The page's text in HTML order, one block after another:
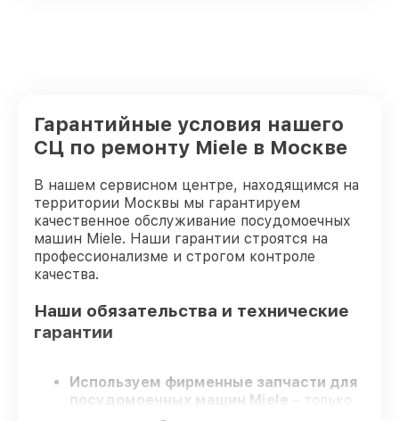
Гарантийные условия нашего
СЦ по ремонту Miele в Москве
В нашем сервисном центре, находящимся на
территории Москвы мы гарантируем
качественное обслуживание посудомоечных
машин Miele. Наши гарантии строятся на
профессионализме и строгом контроле
качества.
Наши обязательства и технические
гарантии
Используем фирменные запчасти для
посудомоечных машин Miele
– только